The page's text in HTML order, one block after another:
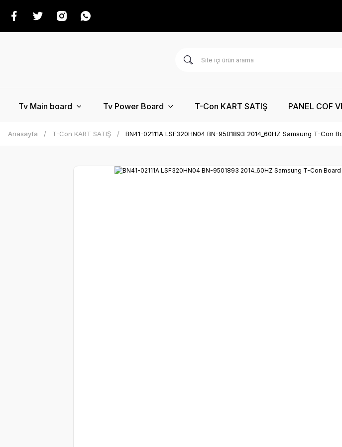
Tv Main board Tv Power Board T-Con KART SATIŞ PANEL COF
Anasayfa T-Con KART SATIŞ BN41-02111A LSF320HN04 BN-9501893 2014_60HZ Samsung T-Con